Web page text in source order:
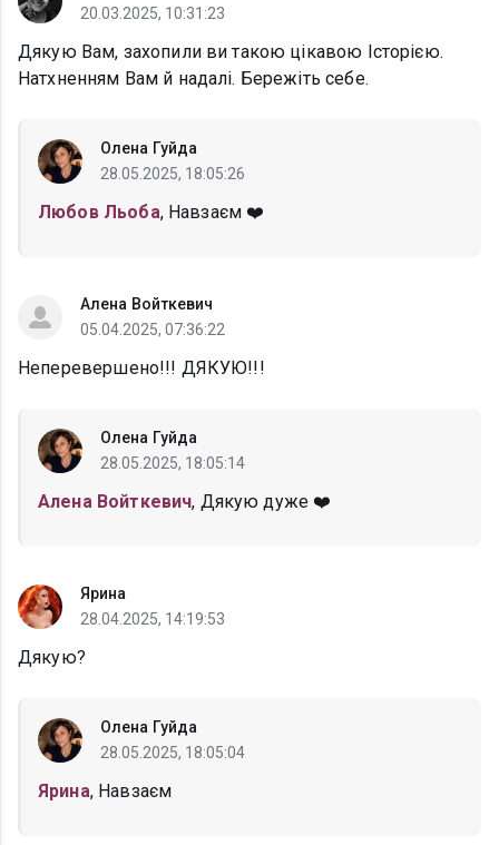
20.03.2025, 10:31:23
Дякую Вам, захопили ви такою цікавою Історією.
Натхненням Вам й надалі. Бережіть себе.
Олена Гуйда
28.05.2025, 18:05:26
Любов Льоба, Навзаєм ❤️
Алена Войткевич
05.04.2025, 07:36:22
Неперевершено!!! ДЯКУЮ!!!
Олена Гуйда
28.05.2025, 18:05:14
Алена Войткевич, Дякую дуже ❤️
Ярина
28.04.2025, 14:19:53
Дякую?
Олена Гуйда
28.05.2025, 18:05:04
Ярина, Навзаєм